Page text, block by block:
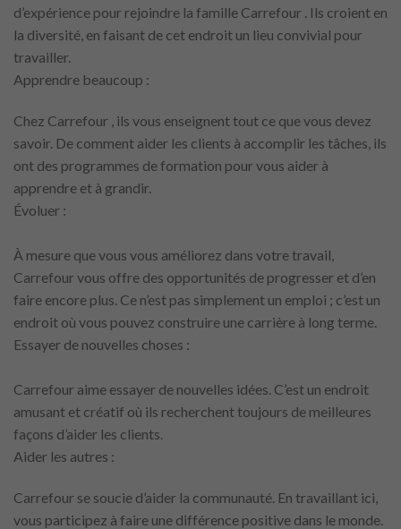
d’expérience pour rejoindre la famille Carrefour . Ils croient en
la diversité, en faisant de cet endroit un lieu convivial pour
travailler.
Apprendre beaucoup :
Chez Carrefour , ils vous enseignent tout ce que vous devez
savoir. De comment aider les clients à accomplir les tâches, ils
ont des programmes de formation pour vous aider à
apprendre et à grandir.
Évoluer :
À mesure que vous vous améliorez dans votre travail,
Carrefour vous offre des opportunités de progresser et d’en
faire encore plus. Ce n’est pas simplement un emploi ; c’est un
endroit où vous pouvez construire une carrière à long terme.
Essayer de nouvelles choses :
Carrefour aime essayer de nouvelles idées. C’est un endroit
amusant et créatif où ils recherchent toujours de meilleures
façons d’aider les clients.
Aider les autres :
Carrefour se soucie d’aider la communauté. En travaillant ici,
vous participez à faire une différence positive dans le monde.